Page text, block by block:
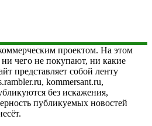
проектом. На этом
чего не покупают, ни какие
представляет собой ленту
kommersant.ru,
без искажения,
публикуемых новостей